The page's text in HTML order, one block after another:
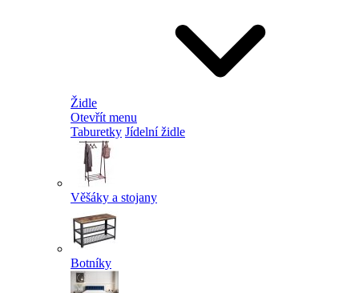
Židle
Otevřít menu
Taburetky Jídelní židle
Věšáky a stojany
Botníky